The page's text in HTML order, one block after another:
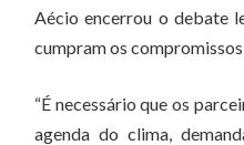
Aécio encerrou o debate
cumpram os
“É necessário que os
agenda do clima,